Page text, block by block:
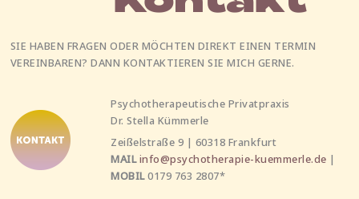
SIE HABEN FRAGEN ODER MÖCHTEN DIREKT EINEN TERMIN
VEREINBAREN? DANN KONTAKTIEREN SIE MICH GERNE.
Psychotherapeutische Privatpraxis
Dr. Stella Kümmerle
Zeißelstraße 9 | 60318 Frankfurt
MAILinfo@psychotherapie-kuemmerle.de |
MOBIL0179 763 2807*